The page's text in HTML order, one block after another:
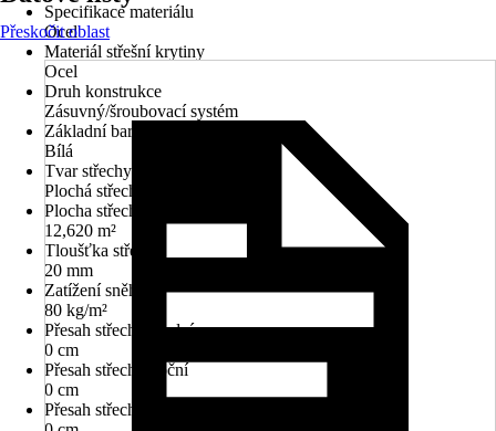
Specifikace materiálu
Ocel
Materiál střešní krytiny
Ocel
Druh konstrukce
Zásuvný/šroubovací systém
Základní barva
Bílá
Tvar střechy
Plochá střecha
Plocha střechy
12,620 m²
Tloušťka střechy
20 mm
Zatížení sněhem
80 kg/m²
Přesah střechy přední
0 cm
Přesah střechy boční
0 cm
Přesah střechy zadní
Přeskočit oblast